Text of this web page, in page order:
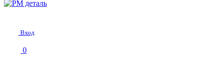
Вход
0